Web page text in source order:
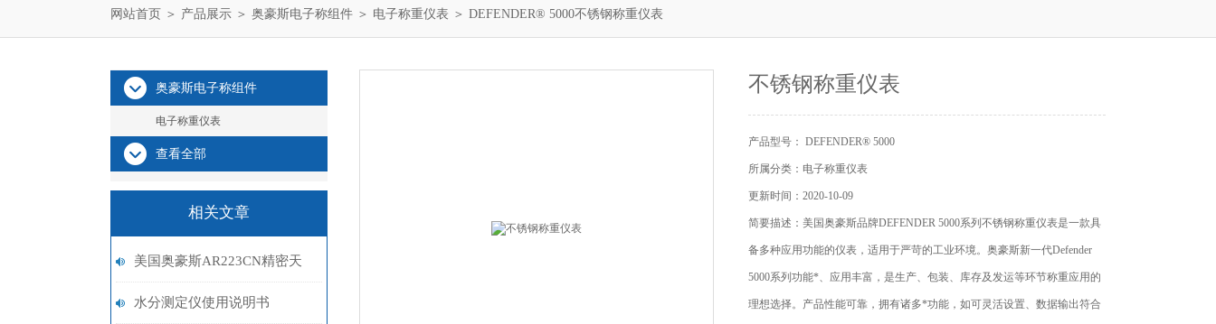
网站首页 ＞ 产品展示 ＞ 奥豪斯电子称组件 ＞ 电子称重仪表 ＞ DEFENDER® 5000不锈钢称重仪表
奥豪斯电子称组件
电子称重仪表
查看全部
相关文章
美国奥豪斯AR223CN精密天
平设置
水分测定仪使用说明书
不锈钢称重仪表
产品型号： DEFENDER® 5000
所属分类：电子称重仪表
更新时间：2020-10-09
简要描述：美国奥豪斯品牌DEFENDER 5000系列不锈钢称重仪表是一款具
备多种应用功能的仪表，适用于严苛的工业环境。奥豪斯新一代Defender
5000系列功能*、应用丰富，是生产、包装、库存及发运等环节称重应用的
理想选择。产品性能可靠，拥有诸多*功能，如可灵活设置、数据输出符合